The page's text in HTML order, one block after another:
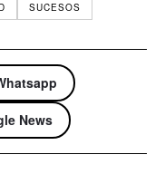
SUCESOS
News